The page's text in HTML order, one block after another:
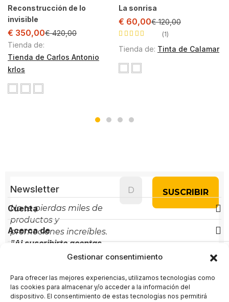
Gestionar consentimiento
Para ofrecer las mejores experiencias, utilizamos tecnologías como
las cookies para almacenar y/o acceder a la información del
dispositivo. El consentimiento de estas tecnologías nos permitirá
Reconstrucción de lo
invisible
€ 350,00€420,00
Tienda de:
Tienda de Carlos Antonio
krlos
La sonrisa
€ 60,00€120,00
5.00de 5
1
Tienda de: Tinta de Calamar
Newsletter
No te pierdas miles de
productos y
promociones increíbles.
"Al suscribirte aceptas
nuestra política de
Cuenta
Acerca de
Contacto